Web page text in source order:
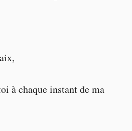
à chaque instant de ma